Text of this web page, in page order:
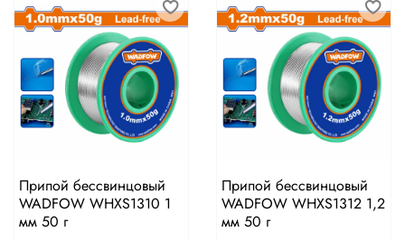
Припой бессвинцовый
WADFOW WHXS1310 1
мм 50 г
Припой бессвинцовый
WADFOW WHXS1312 1,2
мм 50 г